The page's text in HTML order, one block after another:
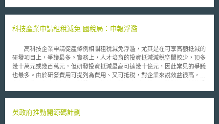
將其中的"substantial portion"解釋為"大量"或"多的"，因此認定所述"單一元
所指的"多量"。 最終，最高法院認為，本案被告僅供應"單一元件"在境
同步刊登於TIPS網站（https://www.tips.org.tw ）」
項原因限制，大多在自己的所在國銷售數位內容和傳統型態的影音，而半官
用，線上銷售商不願意處理歐盟27個國家複雜的著作權規定，因此歐盟國家
信用卡，以避免跨國的交易問題。 根據新的提案，統一歐盟的著作權
授權費用，可迫使歐盟各國的半官方著作權仲介團體想更具吸引顧客的商業
方式，以避免喪失收取著作權授權的費用。歐盟電子零售業組織執行長
Marcel Avargues表示，此舉可以促使市場競爭，進而降低消費者付的費
用，可在歐盟的27個國家以較低的價格付費。現在各國用不同的消費者保護
業一致的期望。
科技產業申請租稅減免 國稅局：申報浮濫
高科技企業申請促產條例相關租稅減免浮濫，尤其是在可享高額抵減的
研發項目上，爭議最多。實務上，人才培育的投資抵減減稅空間較少，頂多
幾十萬元或幾百萬元，但研發投資抵減最高可達幾十億元，因此常見的爭議
也最多。由於研發費用可提列為費用、又可抵稅，對企業來說效益很高，因
用列為研發費用的情形不勝枚舉。 依照公司研究與發展及人才培訓支
薪資等九種支出才能抵減，而且業者須附薪資表及證明文件證明，才能減
英政府推動開源碼計劃